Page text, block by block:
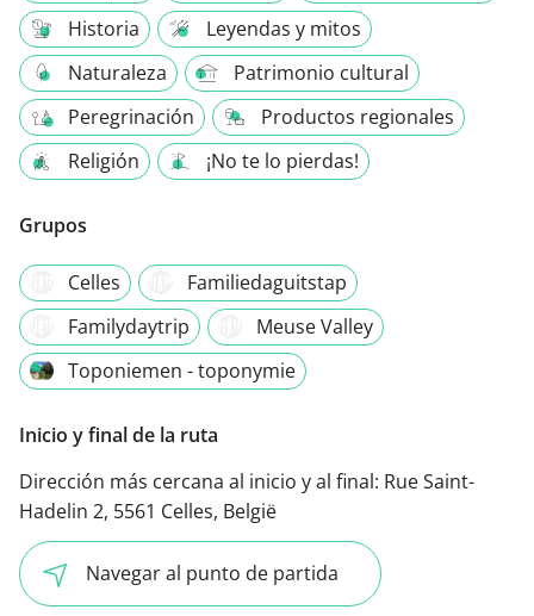
Historia
Leyendas y mitos
Naturaleza
Patrimonio cultural
Peregrinación
Productos regionales
Religión
¡No te lo pierdas!
Grupos
Celles
Familiedaguitstap
Familydaytrip
Meuse Valley
Toponiemen - toponymie
Inicio y final de la ruta
Dirección más cercana al inicio y al final: Rue Saint-
Hadelin 2, 5561 Celles, België
Navegar al punto de partida